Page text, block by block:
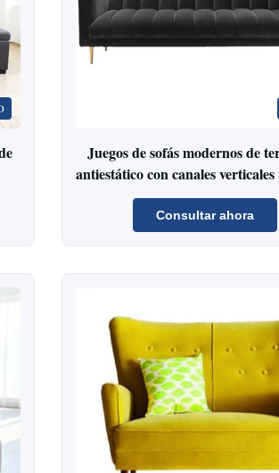
Juegos de sofás modernos de
antiestático con canales verticales
de recepción
Consultar ahora